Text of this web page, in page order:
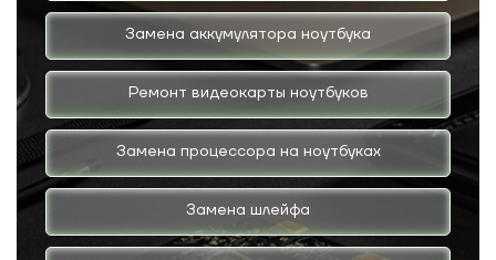
Замена аккумулятора ноутбука
Ремонт видеокарты ноутбуков
Замена процессора на ноутбуках
Замена шлейфа